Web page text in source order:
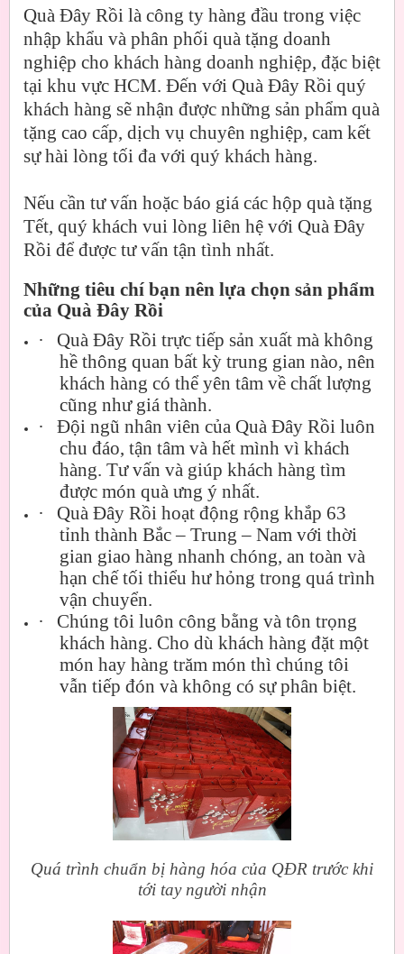
Quà Đây Rồi là công ty hàng đầu trong việc
nhập khẩu và phân phối quà tặng doanh
nghiệp cho khách hàng doanh nghiệp, đặc biệt
tại khu vực HCM. Đến với Quà Đây Rồi quý
khách hàng sẽ nhận được những sản phẩm quà
tặng cao cấp, dịch vụ chuyên nghiệp, cam kết
sự hài lòng tối đa với quý khách hàng.
Nếu cần tư vấn hoặc báo giá các hộp quà tặng
Tết, quý khách vui lòng liên hệ với Quà Đây
Rồi để được tư vấn tận tình nhất.
Những tiêu chí bạn nên lựa chọn sản phẩm
của Quà Đây Rồi
·
Quà Đây Rồi trực tiếp sản xuất mà không
hề thông quan bất kỳ trung gian nào, nên
khách hàng có thể yên tâm về chất lượng
cũng như giá thành.
·
Đội ngũ nhân viên của Quà Đây Rồi luôn
chu đáo, tận tâm và hết mình vì khách
hàng. Tư vấn và giúp khách hàng tìm
được món quà ưng ý nhất.
·
Quà Đây Rồi hoạt động rộng khắp 63
tỉnh thành Bắc – Trung – Nam với thời
gian giao hàng nhanh chóng, an toàn và
hạn chế tối thiểu hư hỏng trong quá trình
vận chuyển.
·
Chúng tôi luôn công bằng và tôn trọng
khách hàng. Cho dù khách hàng đặt một
món hay hàng trăm món thì chúng tôi
vẫn tiếp đón và không có sự phân biệt.
Quá trình chuẩn bị hàng hóa của QĐR trước khi
tới tay người nhận